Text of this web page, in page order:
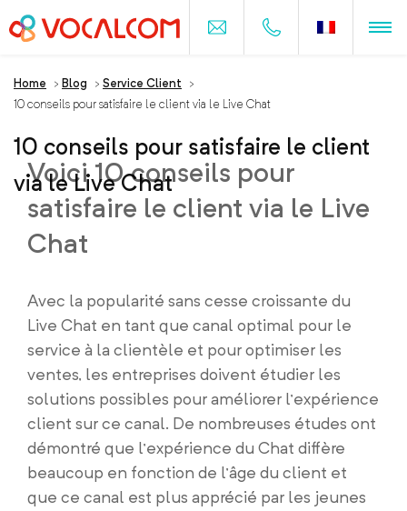
Home > Blog > Service Client
>
10 conseils pour satisfaire le client via le Live Chat
10 conseils pour satisfaire le client
via le Live Chat
Voici 10 conseils pour
satisfaire le client via le Live
Chat
Avec la popularité sans cesse croissante du
Live Chat en tant que canal optimal pour le
service à la clientèle et pour optimiser les
ventes, les entreprises doivent étudier les
solutions possibles pour améliorer l’expérience
client sur ce canal. De nombreuses études ont
démontré que l’expérience du Chat diffère
beaucoup en fonction de l’âge du client et
que ce canal est plus apprécié par les jeunes